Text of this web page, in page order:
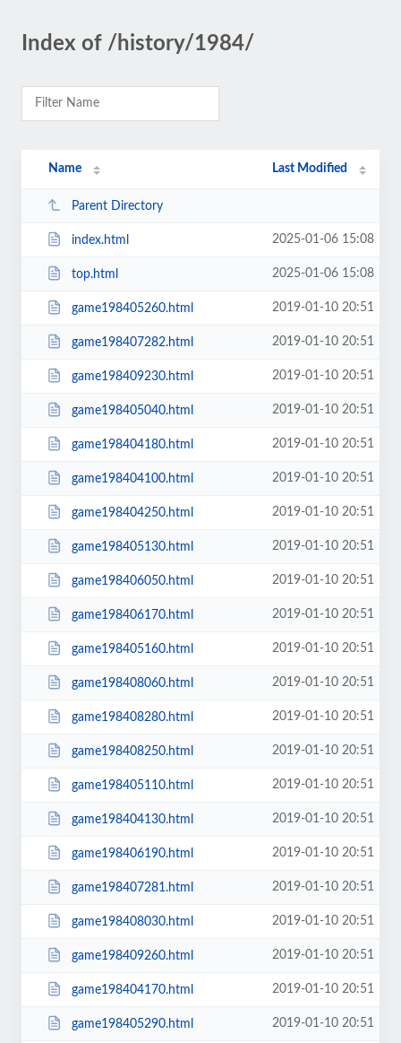
Index of /history/1984/
Name Last Modified
Parent Directory
index.html 2025-01-06 15:08
top.html 2025-01-06 15:08
game198405260.html 2019-01-10 20:51
game198407282.html 2019-01-10 20:51
game198409230.html 2019-01-10 20:51
game198405040.html 2019-01-10 20:51
game198404180.html 2019-01-10 20:51
game198404100.html 2019-01-10 20:51
game198404250.html 2019-01-10 20:51
game198405130.html 2019-01-10 20:51
game198406050.html 2019-01-10 20:51
game198406170.html 2019-01-10 20:51
game198405160.html 2019-01-10 20:51
game198408060.html 2019-01-10 20:51
game198408280.html 2019-01-10 20:51
game198408250.html 2019-01-10 20:51
game198405110.html 2019-01-10 20:51
game198404130.html 2019-01-10 20:51
game198406190.html 2019-01-10 20:51
game198407281.html 2019-01-10 20:51
game198408030.html 2019-01-10 20:51
game198409260.html 2019-01-10 20:51
game198404170.html 2019-01-10 20:51
game198405290.html 2019-01-10 20:51